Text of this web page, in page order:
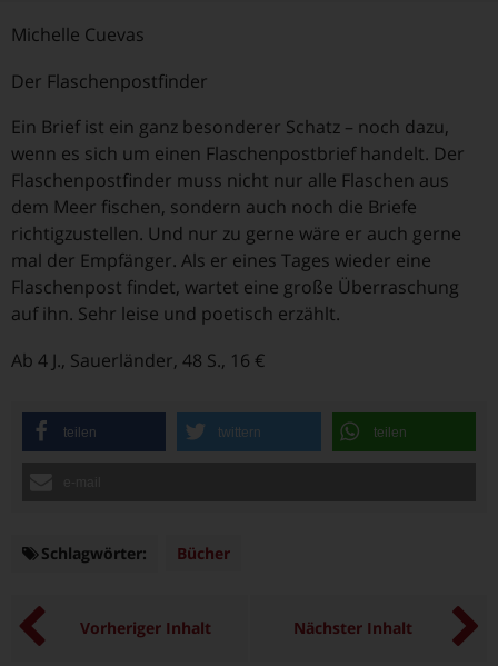
Michelle Cuevas
Der Flaschenpostfinder
Ein Brief ist ein ganz besonderer Schatz – noch dazu,
wenn es sich um einen Flaschenpostbrief handelt. Der
Flaschenpostfinder muss nicht nur alle Flaschen aus
dem Meer fischen, sondern auch noch die Briefe
richtigzustellen. Und nur zu gerne wäre er auch gerne
mal der Empfänger. Als er eines Tages wieder eine
Flaschenpost findet, wartet eine große Überraschung
auf ihn. Sehr leise und poetisch erzählt.
Ab 4 J., Sauerländer, 48 S., 16 €
teilen twittern teilen
Schlagwörter: Schlagwörter
Bücher
Vorheriger Inhalt Nächster Inhalt